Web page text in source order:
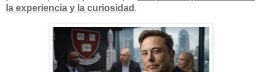
la experiencia y la curiosidad .